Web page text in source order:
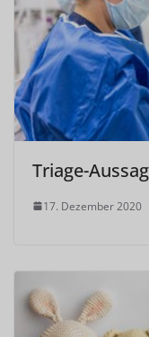
Triage-
17. Dezember 2020